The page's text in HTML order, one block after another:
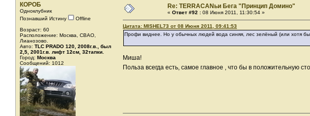
КОРОБ
Одноклубник
Познавший Истину
Offline
Возраст: 60
Расположение: Москва, СВАО,
Лианозово.
Авто: TLC PRADO 120, 2008г.в., был
2,5, 2001г.в. лифт 12см, 32тапки.
Город: Москва
Сообщений: 1012
Re: TERRACANьи Бега "Принцип Домино"
« Ответ #92 : 08 Июня 2011, 11:30:54 »
Цитата: MISHEL73 от 08 Июня 2011, 09:41:53
Профи виднее. Но у обычных людей вода синяя, лес зелёный (или хотя
Миша!
Польза всегда есть, самое главное , что бы в положительную